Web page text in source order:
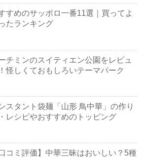
すめのサッポロ一番11選｜買ってよ
たランキング
チミンのスイティエン公園をレビュ
怪しくておもしろいテーマパーク
スタント袋麺「山形 鳥中華」の作り
レシピやおすすめのトッピング
口コミ評価】中華三昧はおいしい？5種